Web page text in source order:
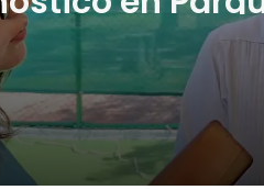
y
tras